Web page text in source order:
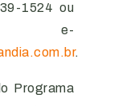
1524 ou
.
Programa